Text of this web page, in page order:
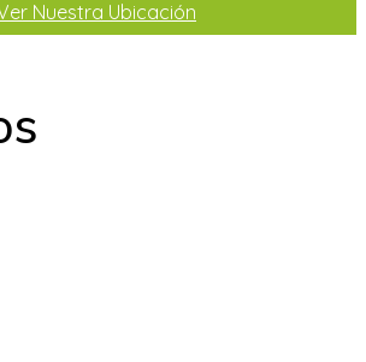
Nuestra Ubicación